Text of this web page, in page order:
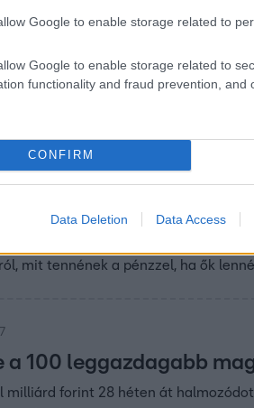
Google to enable storage related to
Google to enable storage related to
functionality and fraud prevention, and
CONFIRM
Data Deletion Data Access
van” – ezt
elvitte az ötös lottó
akire hirtelen ennyi pénz
„el tud hussanni”, ha nem
mit tennének a pénzzel, ha ők
a 100 leggazdagabb
milliárd forint 28 héten át